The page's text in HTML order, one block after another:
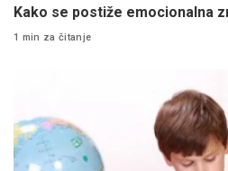
Kako se postiže emocionalna
1 min za čitanje